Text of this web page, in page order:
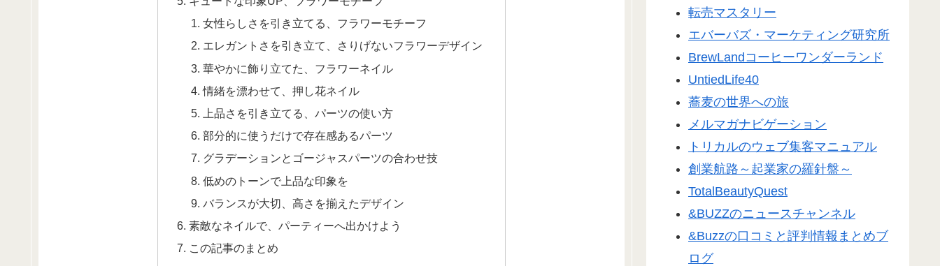
女性らしさを引き立てる、フラワーモチーフ
エレガントさを引き立て、さりげないフラワーデザイン
華やかに飾り立てた、フラワーネイル
情緒を漂わせて、押し花ネイル
上品さを引き立てる、パーツの使い方
部分的に使うだけで存在感あるパーツ
グラデーションとゴージャスパーツの合わせ技
低めのトーンで上品な印象を
バランスが大切、高さを揃えたデザイン
素敵なネイルで、パーティーへ出かけよう
この記事のまとめ
転売マスタリー
エバーバズ・マーケティング研究所
BrewLandコーヒーワンダーランド
UntiedLife40
蕎麦の世界への旅
メルマガナビゲーション
トリカルのウェブ集客マニュアル
創業航路～起業家の羅針盤～
TotalBeautyQuest
&BUZZのニュースチャンネル
&Buzzの口コミと評判情報まとめブ
ログ